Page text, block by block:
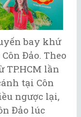
bay khứ
Đảo. Theo
lần
tại Côn
ngược lại,
Đảo lúc